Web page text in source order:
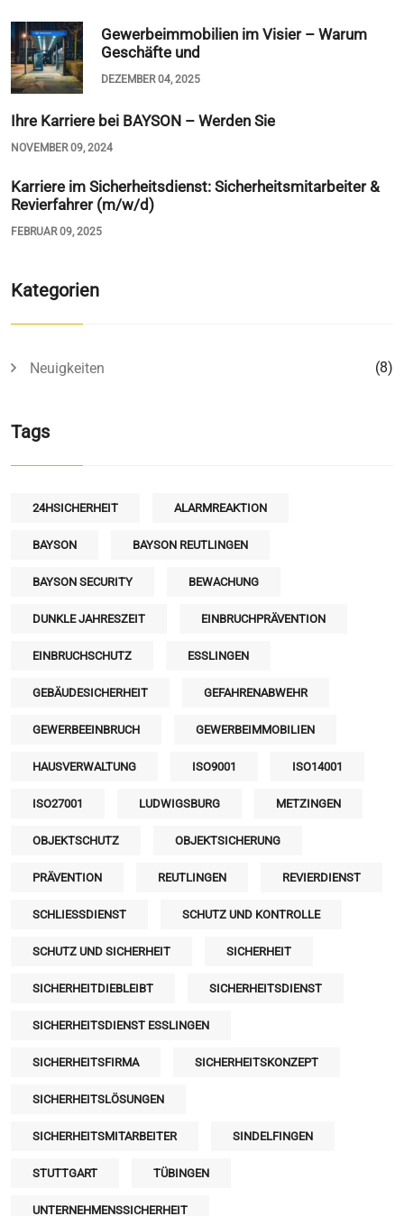
Gewerbeimmobilien im Visier – Warum
Geschäfte und
DEZEMBER 04, 2025
Ihre Karriere bei BAYSON – Werden Sie
NOVEMBER 09, 2024
Karriere im Sicherheitsdienst: Sicherheitsmitarbeiter &
Revierfahrer (m/w/d)
FEBRUAR 09, 2025
Kategorien
Neuigkeiten (8)
Tags
24HSICHERHEIT ALARMREAKTION
BAYSON BAYSON REUTLINGEN
BAYSON SECURITY BEWACHUNG
DUNKLE JAHRESZEIT EINBRUCHPRÄVENTION
EINBRUCHSCHUTZ ESSLINGEN
GEBÄUDESICHERHEIT GEFAHRENABWEHR
GEWERBEEINBRUCH GEWERBEIMMOBILIEN
HAUSVERWALTUNG ISO9001 ISO14001
ISO27001 LUDWIGSBURG METZINGEN
OBJEKTSCHUTZ OBJEKTSICHERUNG
PRÄVENTION REUTLINGEN REVIERDIENST
SCHLIESSDIENST SCHUTZ UND KONTROLLE
SCHUTZ UND SICHERHEIT SICHERHEIT
SICHERHEITDIEBLEIBT SICHERHEITSDIENST
SICHERHEITSDIENST ESSLINGEN
SICHERHEITSFIRMA SICHERHEITSKONZEPT
SICHERHEITSLÖSUNGEN
SICHERHEITSMITARBEITER SINDELFINGEN
STUTTGART TÜBINGEN
UNTERNEHMENSSICHERHEIT